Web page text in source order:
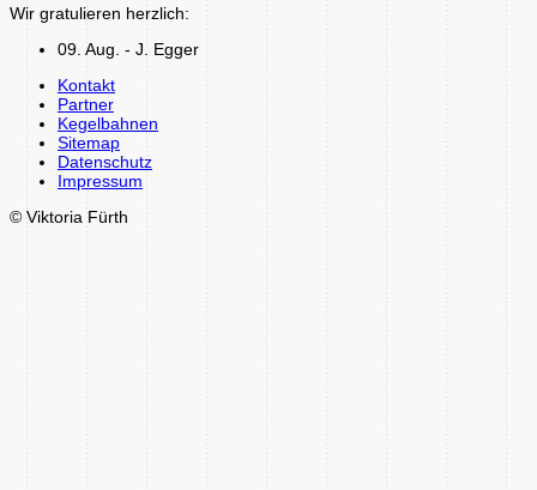
Wir gratulieren herzlich:
09. Aug. - J. Egger
Kontakt
Partner
Kegelbahnen
Sitemap
Datenschutz
Impressum
© Viktoria Fürth